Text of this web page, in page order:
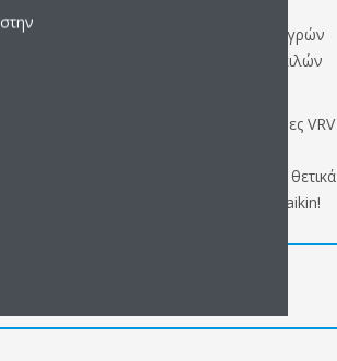
υφιστάμενων ψυκτικών υγρών
παραγωγή περισσότερων από 150.000 κιλών
IV+ ανάκτησης θερμότητας και οι μονάδες VRV
ψυκτικού υγρού. Συμβάλετε θετικά
επιλέγοντας ένα προϊόν VRV L∞P by Daikin!